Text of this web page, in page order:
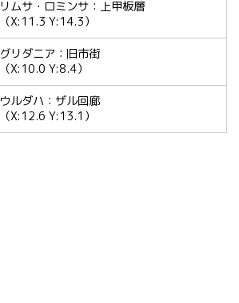
リムサ・ロミンサ：上甲板層
（X:11.3 Y:14.3）
グリダニア：旧市街
（X:10.0 Y:8.4）
ウルダハ：ザル回廊
（X:12.6 Y:13.1）